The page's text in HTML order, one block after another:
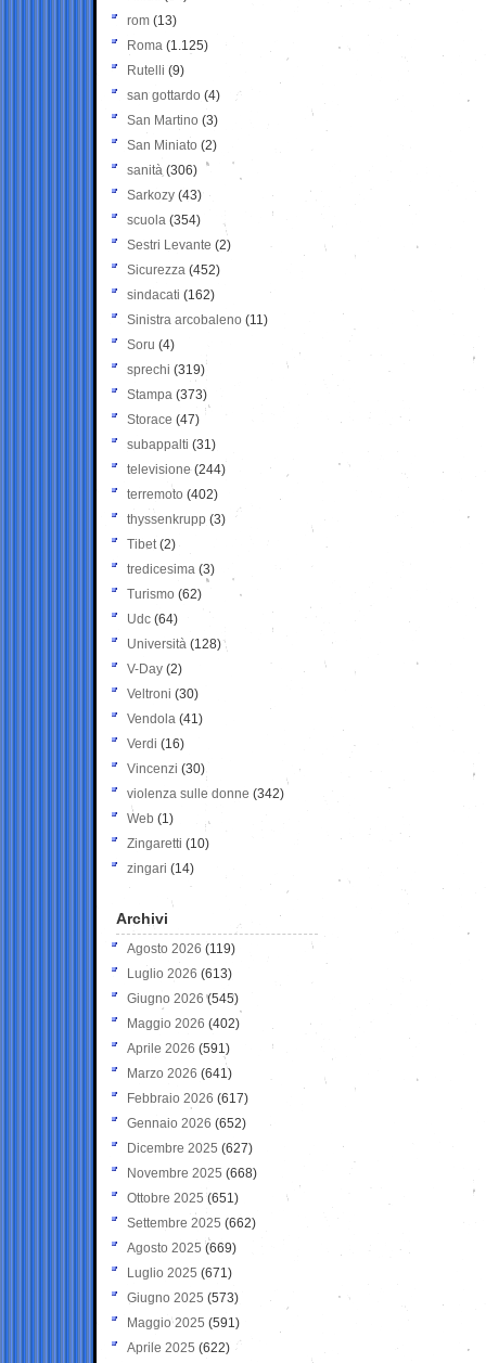
rom (13)
Roma (1.125)
Rutelli (9)
san gottardo (4)
San Martino (3)
San Miniato (2)
sanità (306)
Sarkozy (43)
scuola (354)
Sestri Levante (2)
Sicurezza (452)
sindacati (162)
Sinistra arcobaleno (11)
Soru (4)
sprechi (319)
Stampa (373)
Storace (47)
subappalti (31)
televisione(244)
terremoto (402)
thyssenkrupp (3)
Tibet(2)
tredicesima (3)
Turismo (62)
Udc (64)
Università (128)
V-Day (2)
Veltroni (30)
Vendola (41)
Verdi (16)
Vincenzi (30)
violenza sulle donne (342)
Web (1)
Zingaretti (10)
zingari (14)
Archivi
Agosto 2026 (119)
Luglio 2026 (613)
Giugno 2026 (545)
Maggio 2026 (402)
Aprile 2026 (591)
Marzo 2026 (641)
Febbraio 2026 (617)
Gennaio 2026 (652)
Dicembre 2025 (627)
Novembre 2025 (668)
Ottobre 2025 (651)
Settembre 2025 (662)
Agosto 2025 (669)
Luglio 2025 (671)
Giugno 2025 (573)
Maggio 2025 (591)
Aprile 2025 (622)